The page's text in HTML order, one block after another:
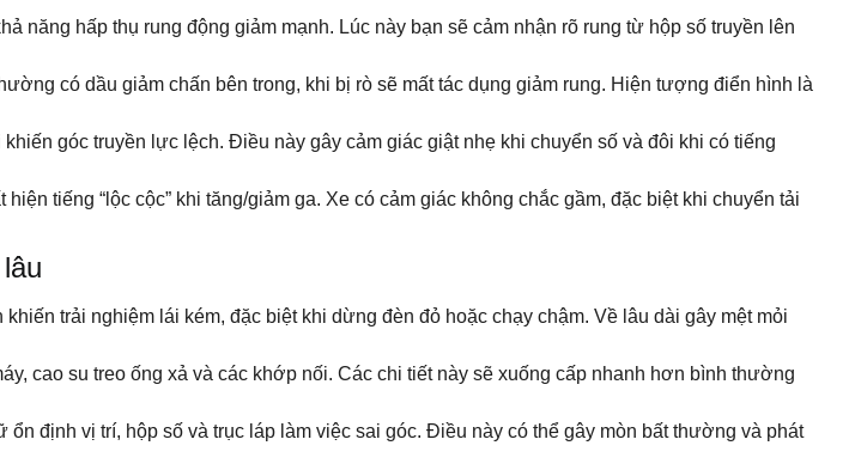
năng hấp thụ rung động giảm mạnh. Lúc này bạn sẽ cảm nhận rõ rung từ hộp số truyền lên
có dầu giảm chấn bên trong, khi bị rò sẽ mất tác dụng giảm rung. Hiện tượng điển hình là
góc truyền lực lệch. Điều này gây cảm giác giật nhẹ khi chuyển số và đôi khi có tiếng
tiếng “lộc cộc” khi tăng/giảm ga. Xe có cảm giác không chắc gầm, đặc biệt khi chuyển tải
trải nghiệm lái kém, đặc biệt khi dừng đèn đỏ hoặc chạy chậm. Về lâu dài gây mệt mỏi
cao su treo ống xả và các khớp nối. Các chi tiết này sẽ xuống cấp nhanh hơn bình thường
ổn định vị trí, hộp số và trục láp làm việc sai góc. Điều này có thể gây mòn bất thường và phát